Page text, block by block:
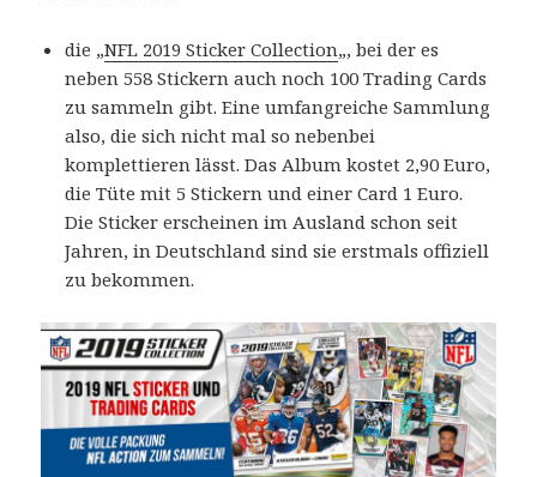
die „NFL 2019 Sticker Collection„, bei der es
neben 558 Stickern auch noch 100 Trading Cards
zu sammeln gibt. Eine umfangreiche Sammlung
also, die sich nicht mal so nebenbei
komplettieren lässt. Das Album kostet 2,90 Euro,
die Tüte mit 5 Stickern und einer Card 1 Euro.
Die Sticker erscheinen im Ausland schon seit
Jahren, in Deutschland sind sie erstmals offiziell
zu bekommen.